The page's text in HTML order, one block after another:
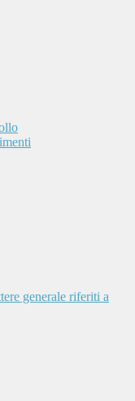
generale riferiti a